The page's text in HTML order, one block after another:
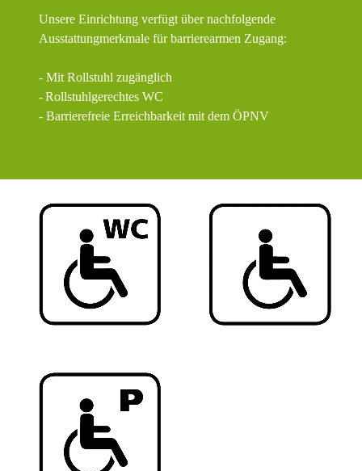
Unsere Einrichtung verfügt über nachfolgende
Ausstattungmerkmale für barrierearmen Zugang:
- Mit Rollstuhl zugänglich
-Rollstuhlgerechtes WC
- Barrierefreie Erreichbarkeit mit dem ÖPNV